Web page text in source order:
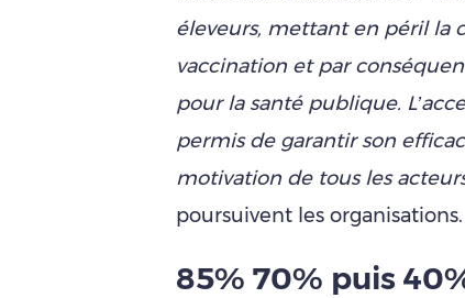
éleveurs, mettant en péril la
vaccination et par
pour la santé publique.
permis de garantir son
motivation de tous les
poursuivent les organisations.
85% 70% puis